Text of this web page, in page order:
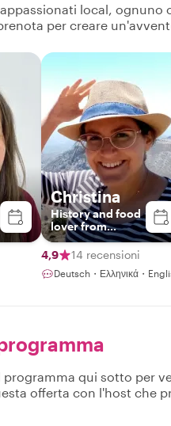
local,
per creare
Christina
History and food
lover from
Cyprus
4,9
14 recensioni
Deutsch・Ελληνικά・
programma qui sotto per
offerta con l'host che